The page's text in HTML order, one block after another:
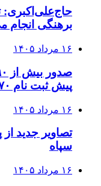
حاج‌علی‌اکبری:
برهنگی انجام
۱۶ مرداد ۱۴۰۵
پیش ثبت نام ۷۰ درصد دانش‌آموزان متوسطه اول
۱۶ مرداد ۱۴۰۵
تصاویر جدید
سپاه
۱۶ مرداد ۱۴۰۵